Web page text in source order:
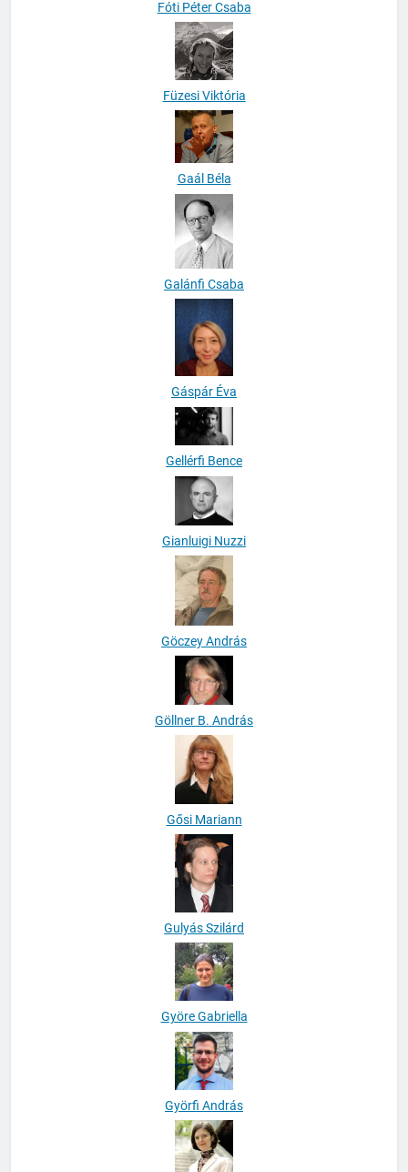
Fóti Péter Csaba
Füzesi Viktória
Gaál Béla
Galánfi Csaba
Gáspár Éva
Gellérfi Bence
Gianluigi Nuzzi
Göczey András
Göllner B. András
Gősi Mariann
Gulyás Szilárd
Györe Gabriella
Györfi András